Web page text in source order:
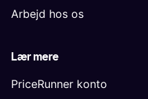
Arbejd hos os
Lær mere
PriceRunner konto